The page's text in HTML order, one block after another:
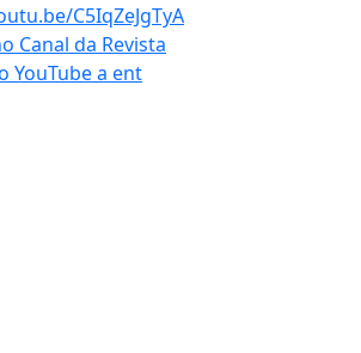
Canal da Revista
YouTube a ent